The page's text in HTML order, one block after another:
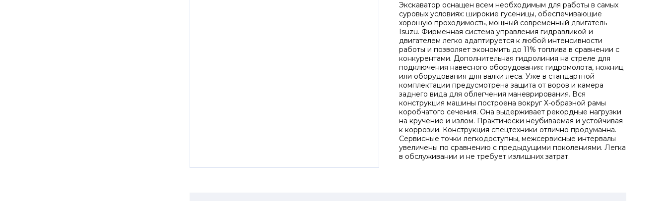
Экскаватор оснащен всем необходимым для работы в самых
суровых условиях: широкие гусеницы, обеспечивающие
хорошую проходимость, мощный современный двигатель
Isuzu. Фирменная система управления гидравликой и
двигателем легко адаптируется к любой интенсивности
работы и позволяет экономить до 11% топлива в сравнении с
конкурентами. Дополнительная гидролиния на стреле для
подключения навесного оборудования: гидромолота, ножниц
или оборудования для валки леса. Уже в стандартной
комплектации предусмотрена защита от воров и камера
заднего вида для облегчения маневрирования. Вся
конструкция машины построена вокруг Х-образной рамы
коробчатого сечения. Она выдерживает рекордные нагрузки
на кручение и излом. Практически неубиваемая и устойчивая
к коррозии. Конструкция спецтехники отлично продуманна.
Сервисные точки легкодоступны, межсервисные интервалы
увеличены по сравнению с предыдущими поколениями. Легка
в обслуживании и не требует излишних затрат.